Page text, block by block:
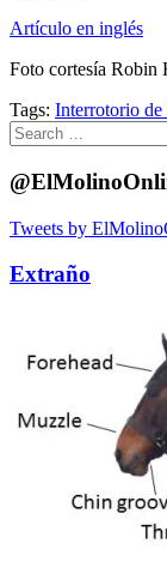
Artículo en inglés
Foto cortesía Robin
Tags: Interrotorio de
Search
for:
Tweets by
Extraño